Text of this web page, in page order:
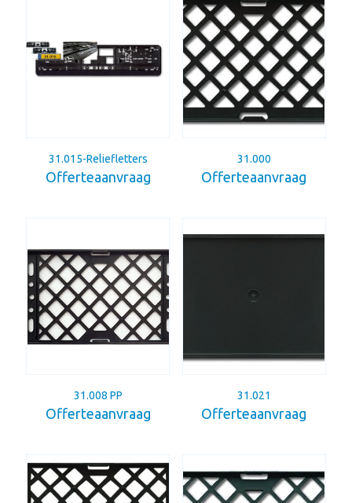
31.015-Reliefletters
Offerteaanvraag
31.000
Offerteaanvraag
31.008 PP
Offerteaanvraag
31.021
Offerteaanvraag